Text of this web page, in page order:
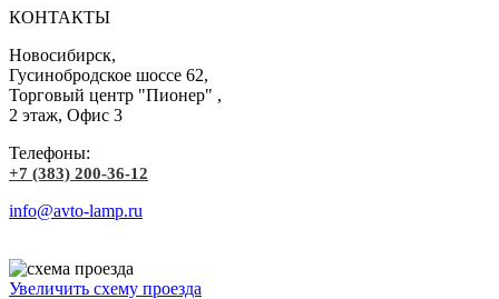
КОНТАКТЫ
Новосибирск,
Гусинобродское шоссе 62,
Торговый центр "Пионер" ,
2 этаж, Офис 3
Телефоны:
+7 (383) 200-36-12
info@avto-lamp.ru
Увеличить схему проезда